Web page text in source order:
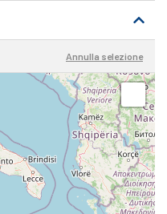
Annulla selezione